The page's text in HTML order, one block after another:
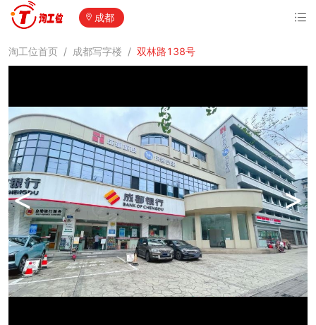
成都
淘工位首页 / 成都写字楼 / 双林路138号
< >